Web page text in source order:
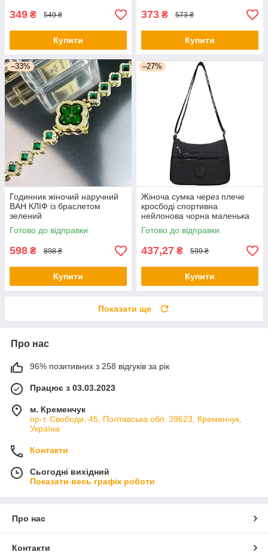
349 ₴ 549 ₴
Купити
373 ₴ 573 ₴
Купити
–33%
Годинник жіночий наручний
ВАН КЛІФ із браслетом
зелений
Готово до відправки
598 ₴ 898 ₴
Купити
–27%
Жіноча сумка через плече
кросбоді спортивна
нейлонова чорна маленька
повсякденна сумка на
блискавці
Готово до відправки
437,27 ₴ 599 ₴
Купити
Показати ще
Про нас
96% позитивних з 258 відгуків за рік
Працює з 03.03.2023
м. Кременчук
пр-т. Свободи, 45, Полтавська обл. 39623, Кременчук,
Україна
Контакти
Сьогодні вихідний
Показати весь графік роботи
Про нас
Контакти